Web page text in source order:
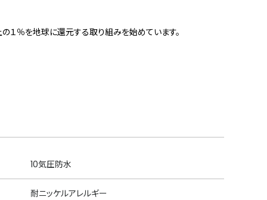
１％を地球に還元する取り組みを始めています。
10気圧防水
耐ニッケルアレルギー